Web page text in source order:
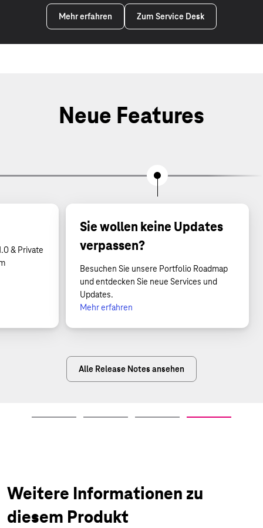
Mehr erfahren Zum Service Desk
Neue Features
& Private
Sie wollen keine Updates
verpassen?
Besuchen Sie unsere Portfolio Roadmap
und entdecken Sie neue Services und
Updates.
Mehr erfahren
Alle Release Notes ansehen
Weitere Informationen zu
diesem Produkt